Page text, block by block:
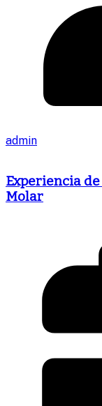
admin
Experiencia
Molar